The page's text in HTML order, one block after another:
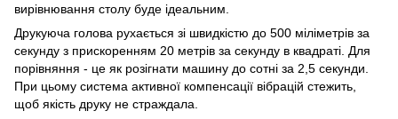
вирівнювання столу буде ідеальним.
Друкуюча голова рухається зі швидкістю до 500 міліметрів за
секунду з прискоренням 20 метрів за секунду в квадраті. Для
порівняння - це як розігнати машину до сотні за 2,5 секунди.
При цьому система активної компенсації вібрацій стежить,
щоб якість друку не страждала.